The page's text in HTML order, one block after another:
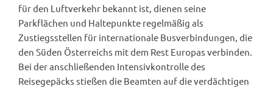
für den Luftverkehr bekannt ist, dienen seine
Parkflächen und Haltepunkte regelmäßig als
Zustiegsstellen für internationale Busverbindungen, die
den Süden Österreichs mit dem Rest Europas verbinden.
Bei der anschließenden Intensivkontrolle des
Reisegepäcks stießen die Beamten auf die verdächtigen